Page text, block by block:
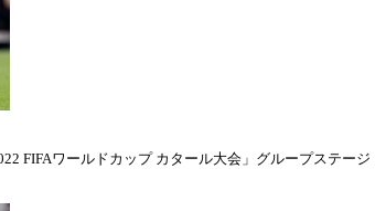
FIFAワールドカップ カタール大会」グループステージ